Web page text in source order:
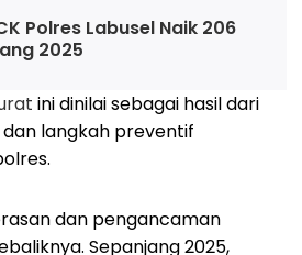
Polres Labusel Naik 206
2025
ini dinilai sebagai hasil dari
langkah preventif
dan pengancaman
Sepanjang 2025,